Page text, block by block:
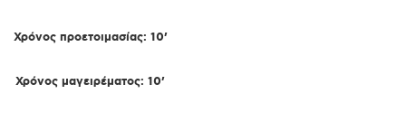
Χρόνος προετοιμασίας: 10’
Χρόνος μαγειρέματος: 10’